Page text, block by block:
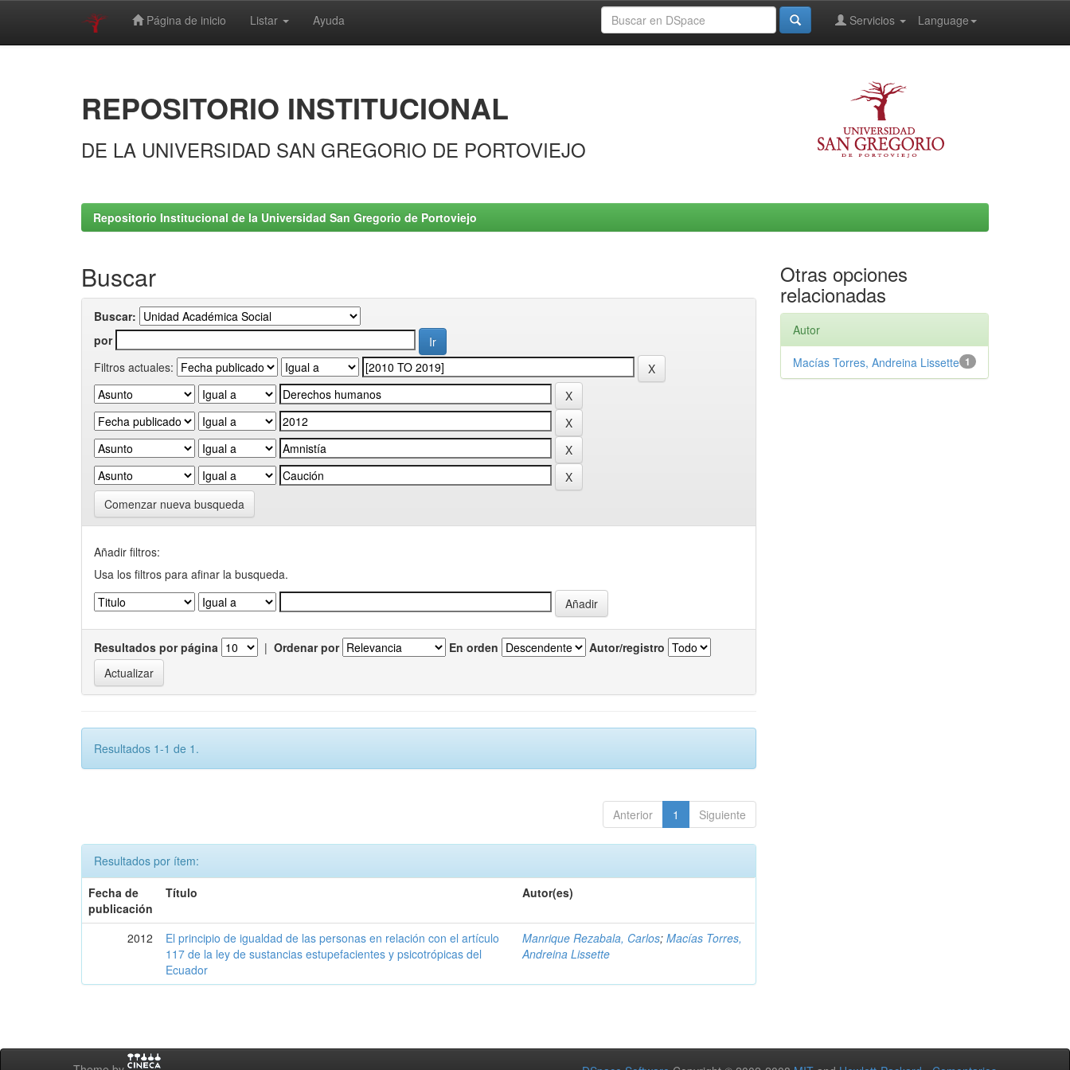
Página de inicio Listar Ayuda Language
Servicios
REPOSITORIO INSTITUCIONAL
DE LA UNIVERSIDAD SAN GREGORIO DE PORTOVIEJO
Repositorio Institucional de la Universidad San Gregorio de Portoviejo
Buscar
Buscar:
por
Filtros actuales:
Comenzar nueva busqueda
Añadir filtros:
Usa los filtros para afinar la busqueda.
Resultados por página | Ordenar por En orden Autor/registro
Resultados 1-1 de 1.
Anterior 1 Siguiente
Resultados por ítem:
Fecha de
publicación
Título Autor(es)
2012
El principio de igualdad de las personas en relación con el artículo
117 de la ley de sustancias estupefacientes y psicotrópicas del
Ecuador
Manrique Rezabala, Carlos;Macías Torres,
Andreina Lissette
Otras opciones
relacionadas
Autor
1
Macías Torres, Andreina Lissette